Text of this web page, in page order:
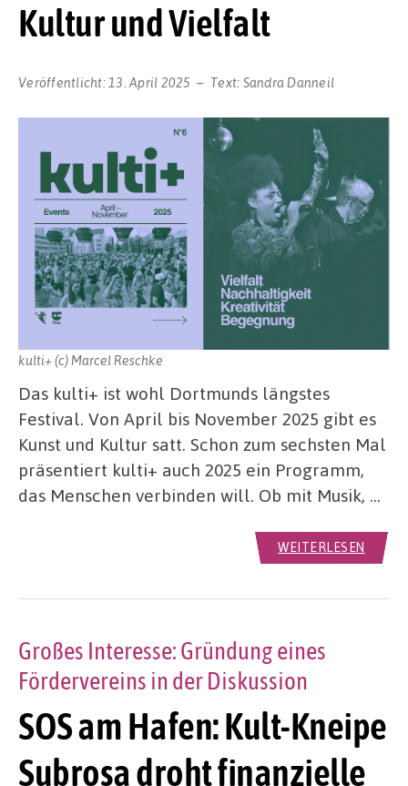
Kultur und Vielfalt
Veröffentlicht: 13. April 2025 Text: Sandra Danneil
kulti+ (c) Marcel Reschke
Das kulti+ ist wohl Dortmunds längstes
Festival. Von April bis November 2025 gibt es
Kunst und Kultur satt. Schon zum sechsten Mal
präsentiert kulti+ auch 2025 ein Programm,
das Menschen verbinden will. Ob mit Musik, …
WEITERLESEN
SOS am Hafen: Kult-Kneipe
Subrosa droht finanzielle
Großes Interesse: Gründung eines
Fördervereins in der Diskussion